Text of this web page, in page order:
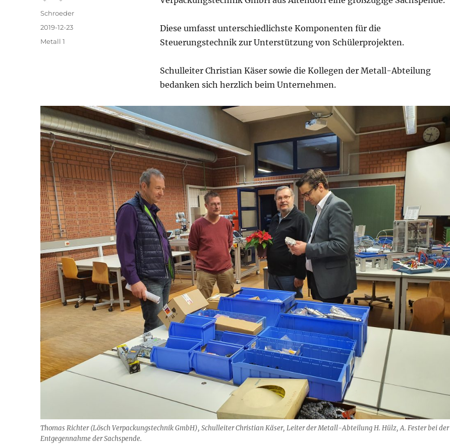
Diese umfasst unterschiedlichste Komponenten für die
Steuerungstechnik zur Unterstützung von Schülerprojekten.
Schulleiter Christian Käser sowie die Kollegen der Metall-Abteilung
bedanken sich herzlich beim Unternehmen.
Thomas Richter (Lösch Verpackungstechnik GmbH), Schulleiter Christian Käser, Leiter der Metall-Abteilung H. Hülz, A. Fester bei der
Entgegennahme der Sachspende.
Autor
Schroeder
Veröffentlicht
am
2019-12-23
Kategorien
Metall 1